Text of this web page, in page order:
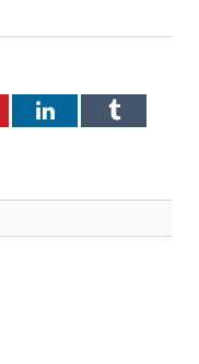
LinkedInTumblr